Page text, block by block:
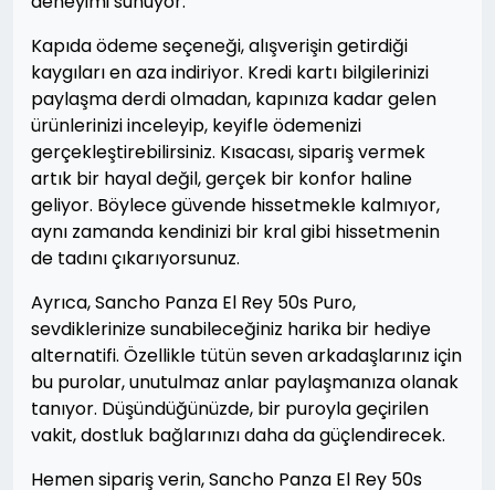
Kapıda ödeme seçeneği, alışverişin getirdiği
kaygıları en aza indiriyor. Kredi kartı bilgilerinizi
paylaşma derdi olmadan, kapınıza kadar gelen
ürünlerinizi inceleyip, keyifle ödemenizi
gerçekleştirebilirsiniz. Kısacası, sipariş vermek
artık bir hayal değil, gerçek bir konfor haline
geliyor. Böylece güvende hissetmekle kalmıyor,
aynı zamanda kendinizi bir kral gibi hissetmenin
de tadını çıkarıyorsunuz.
Ayrıca, Sancho Panza El Rey 50s Puro,
sevdiklerinize sunabileceğiniz harika bir hediye
alternatifi. Özellikle tütün seven arkadaşlarınız için
bu purolar, unutulmaz anlar paylaşmanıza olanak
tanıyor. Düşündüğünüzde, bir puroyla geçirilen
vakit, dostluk bağlarınızı daha da güçlendirecek.
Hemen sipariş verin, Sancho Panza El Rey 50s